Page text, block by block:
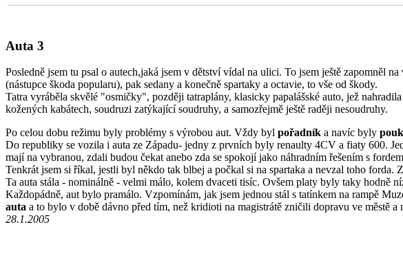
Auta 3
Posledně jsem tu psal o autech,jaká jsem v dětství vídal na ulici. To jsem ještě zapomněl na
(nástupce škoda popularu), pak sedany a konečně spartaky a octavie, to vše od škody.
Tatra vyráběla skvělé "osmičky", později tatraplány, klasicky papalášské auto, jež
kožených kabátech, soudruzi zatýkající soudruhy, a samozřejmě ještě raději nesoudruhy.
Po celou dobu režimu byly problémy s výrobou aut. Vždy byl pořadník a navíc byly
Do republiky se vozila i auta ze Západu- jedny z prvních byly renaulty 4CV a fiaty 600.
mají na vybranou, zdali budou čekat anebo zda se spokojí jako náhradním řešením s
Tenkrát jsem si říkal, jestli byl někdo tak blbej a počkal si na spartaka a nevzal toho forda.
Ta auta stála - nominálně - velmi málo, kolem dvaceti tisíc. Ovšem platy byly taky
Každopádně, aut bylo pramálo. Vzpomínám, jak jsem jednou stál s tatínkem na rampě
auta a to bylo v době dávno před tím, než kridioti na magistrátě zničili dopravu ve městě
28.1.2005